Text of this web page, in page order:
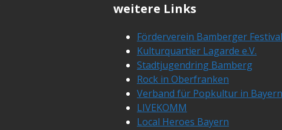
weitere Links
Förderverein Bamberger
Kulturquartier Lagarde e.V.
Stadtjugendring Bamberg
Rock in Oberfranken
Verband für Popkultur in Bayern
LIVEKOMM
Local Heroes Bayern